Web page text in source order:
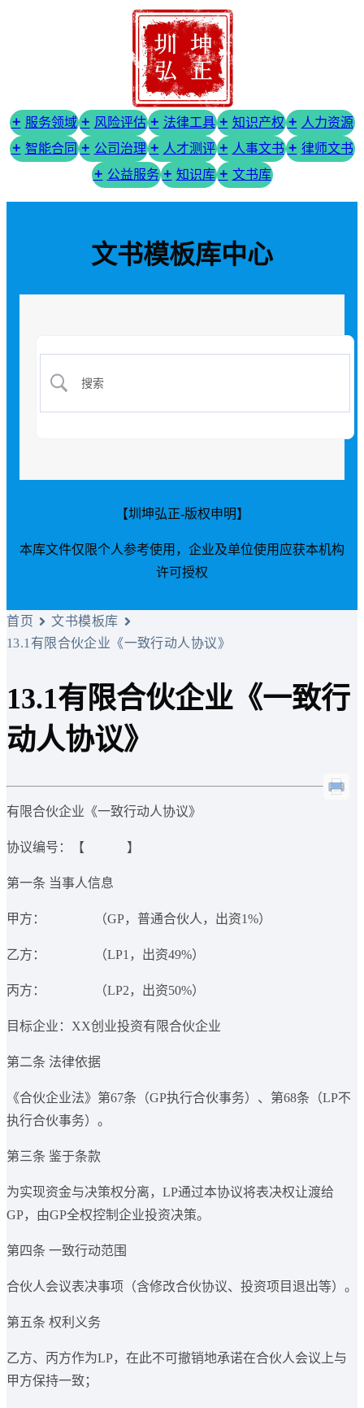
服务领域 风险评估 法律工具 知识产权
人力资源
智能合同
公司治理 人才测评 人事文书
律师文书
公益服务
知识库 文书库
文书模板库中心
【圳坤弘正-版权申明】
本库文件仅限个人参考使用，企业及单位使用应获本机构
许可授权
首页
文书模板库
13.1有限合伙企业《一致行动人协议》
13.1有限合伙企业《一致行
动人协议》
有限合伙企业《一致行动人协议》
协议编号：【 】
第一条 当事人信息
甲方： （GP，普通合伙人，出资1%）
乙方： （LP1，出资49%）
丙方： （LP2，出资50%）
目标企业：XX创业投资有限合伙企业
第二条 法律依据
《合伙企业法》第67条（GP执行合伙事务）、第68条（LP不
执行合伙事务）。
第三条 鉴于条款
为实现资金与决策权分离，LP通过本协议将表决权让渡给
GP，由GP全权控制企业投资决策。
第四条 一致行动范围
合伙人会议表决事项（含修改合伙协议、投资项目退出等）。
第五条 权利义务
乙方、丙方作为LP，在此不可撤销地承诺在合伙人会议上与
甲方保持一致；